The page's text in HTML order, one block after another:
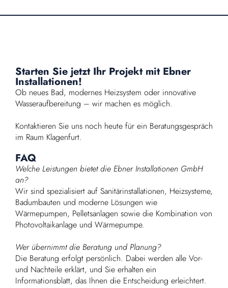
Starten Sie jetzt Ihr Projekt mit Ebner
Installationen!
Ob neues Bad, modernes Heizsystem oder innovative
Wasseraufbereitung – wir machen es möglich.
Kontaktieren Sie uns noch heute für ein Beratungsgespräch
im Raum Klagenfurt.
FAQ
Welche Leistungen bietet die Ebner Installationen GmbH
an?
Wir sind spezialisiert auf Sanitärinstallationen, Heizsysteme,
Badumbauten und moderne Lösungen wie
Wärmepumpen, Pelletsanlagen sowie die Kombination von
Photovoltaikanlage und Wärmepumpe.
Wer übernimmt die Beratung und Planung?
Die Beratung erfolgt persönlich. Dabei werden alle Vor-
und Nachteile erklärt, und Sie erhalten ein
Informationsblatt, das Ihnen die Entscheidung erleichtert.